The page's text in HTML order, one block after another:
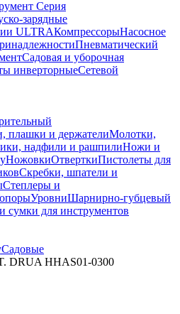
Серия
зарядные
ULTRAКомпрессорыНасосное
Пневматический
Садовая и уборочная
инверторныеСетевой
плашки и держателиМолотки,
надфили и рашпилиНожи и
НожовкиОтверткиПистолеты для
Скребки, шпатели и
Степлеры и
УровниШарнирно-губцевый
сумки для инструментов
Садовые
DRUA HHAS01-0300